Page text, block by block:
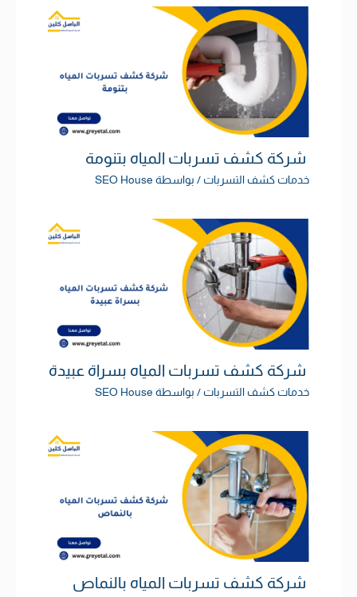
شركة كشف تسربات المياه بتنومة
خدمات كشف التسربات/ بواسطة SEO House
شركة كشف تسربات المياه بسراة عبيدة
خدمات كشف التسربات/ بواسطة SEO House
شركة كشف تسربات المياه بالنماص